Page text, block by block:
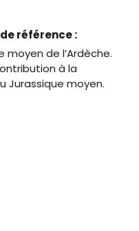
référence :
moyen de l’Ardèche.
à la
Jurassique moyen.